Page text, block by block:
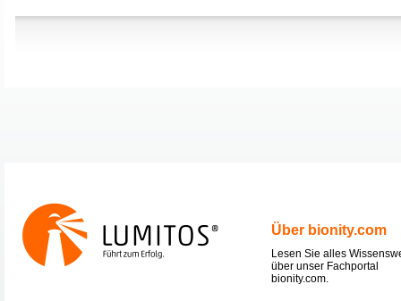
Über bionity.com
Lesen Sie alles
über unser Fachportal
bionity.com.